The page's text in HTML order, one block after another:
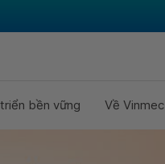
bền vững Về Vinmec